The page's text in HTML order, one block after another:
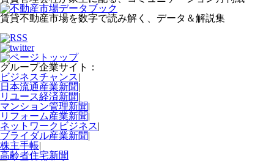
賃貸不動産市場を数字で読み解く、データ＆解説集
グループ企業サイト：
ビジネスチャンス|
日本流通産業新聞|
リユース経済新聞|
マンション管理新聞|
リフォーム産業新聞|
ネットワークビジネス|
ブライダル産業新聞|
株主手帳|
高齢者住宅新聞